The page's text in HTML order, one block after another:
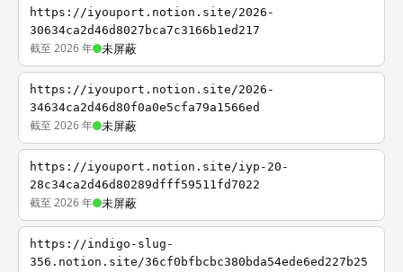
https://iyouport.notion.site/2026-
30634ca2d46d8027bca7c3166b1ed217
截至 2026 年 未屏蔽
https://iyouport.notion.site/2026-
34634ca2d46d80f0a0e5cfa79a1566ed
截至 2026 年 未屏蔽
https://iyouport.notion.site/iyp-20-
28c34ca2d46d80289dfff59511fd7022
截至 2026 年 未屏蔽
https://indigo-slug-
356.notion.site/36cf0bfbcbc380bda54ede6ed227b25